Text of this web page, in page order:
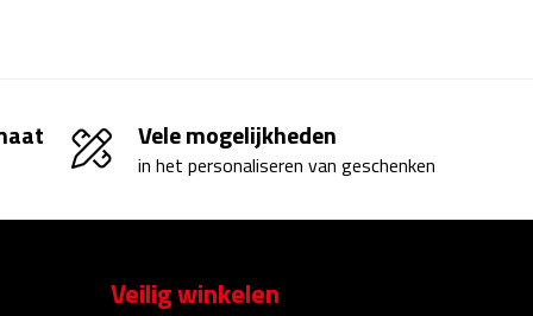
Vele mogelijkheden
in het personaliseren van geschenken
Veilig winkelen